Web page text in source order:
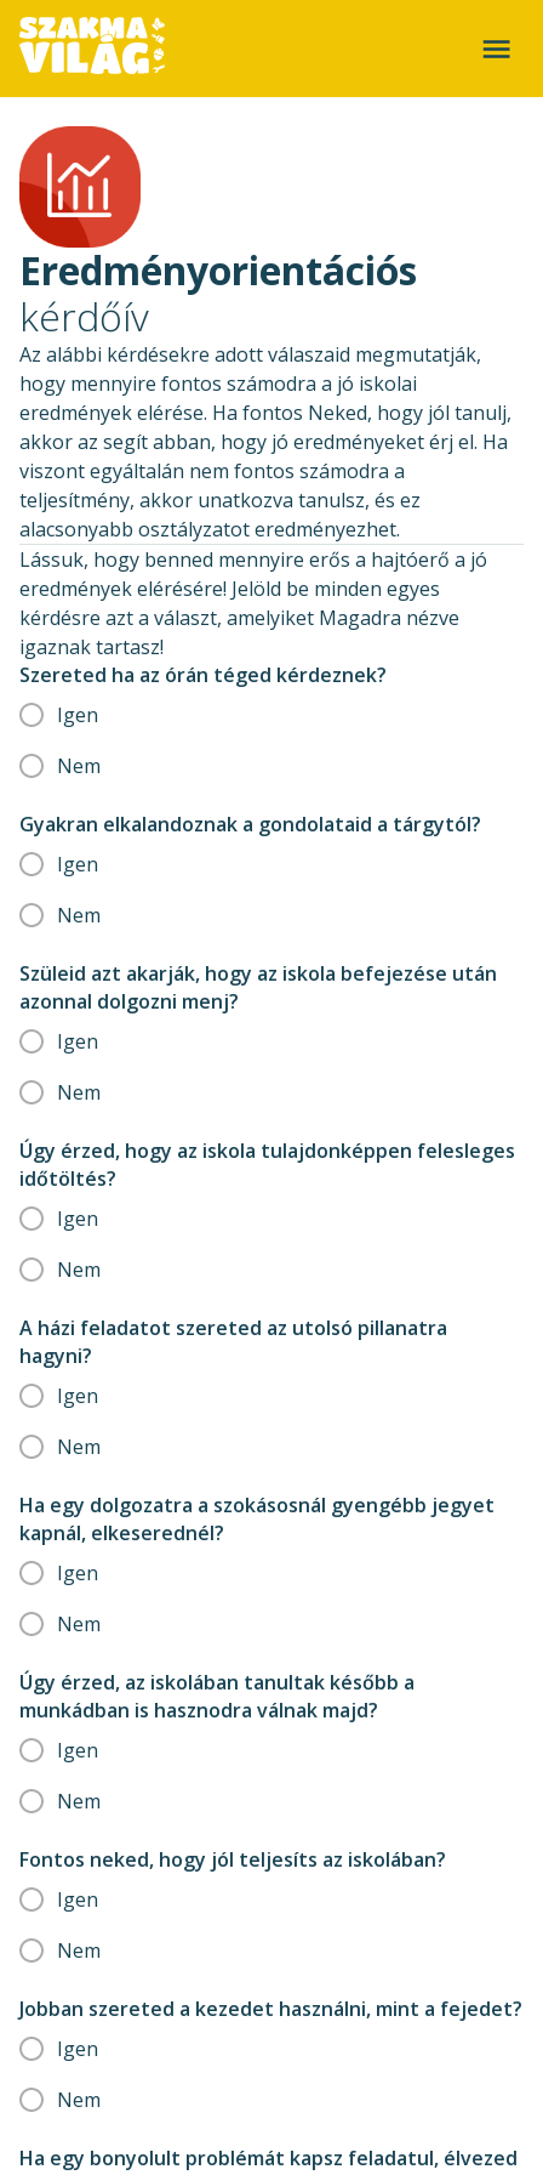
Eredményorientációs
kérdőív
Az alábbi kérdésekre adott válaszaid megmutatják,
hogy mennyire fontos számodra a jó iskolai
eredmények elérése. Ha fontos Neked, hogy jól tanulj,
akkor az segít abban, hogy jó eredményeket érj el. Ha
viszont egyáltalán nem fontos számodra a
teljesítmény, akkor unatkozva tanulsz, és ez
alacsonyabb osztályzatot eredményezhet.
Lássuk, hogy benned mennyire erős a hajtóerő a jó
eredmények elérésére! Jelöld be minden egyes
kérdésre azt a választ, amelyiket Magadra nézve
igaznak tartasz!
Szereted ha az órán téged kérdeznek?
Igen
Nem
Gyakran elkalandoznak a gondolataid a tárgytól?
Igen
Nem
Szüleid azt akarják, hogy az iskola befejezése után
azonnal dolgozni menj?
Igen
Nem
Úgy érzed, hogy az iskola tulajdonképpen felesleges
időtöltés?
Igen
Nem
A házi feladatot szereted az utolsó pillanatra
hagyni?
Igen
Nem
Ha egy dolgozatra a szokásosnál gyengébb jegyet
kapnál, elkeserednél?
Igen
Nem
Úgy érzed, az iskolában tanultak később a
munkádban is hasznodra válnak majd?
Igen
Nem
Fontos neked, hogy jól teljesíts az iskolában?
Igen
Nem
Jobban szereted a kezedet használni, mint a fejedet?
Igen
Nem
Ha egy bonyolult problémát kapsz feladatul, élvezed